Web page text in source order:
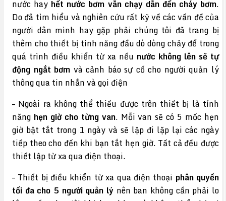
nước hay hết nước bơm vẫn chạy dẫn đến cháy bơm.
Do đã tìm hiểu và nghiên cứu rất kỹ về các vấn đề của
người dân mình hay gặp phải chúng tôi đã trang bị
thêm cho thiết bị tính năng đầu dò dòng chảy để trong
quá trình điều khiển từ xa nếu nước không lên sẽ tự
động ngắt bơm và cảnh báo sự cố cho người quản lý
thông qua tin nhắn và gọi điện
– Ngoài ra không thể thiếu được trên thiết bị là tính
năng hẹn giờ cho từng van. Mỗi van sẽ có 5 mốc hẹn
giờ bật tắt trong 1 ngày và sẽ lặp đi lặp lại các ngày
tiếp theo cho đến khi bạn tắt hẹn giờ. Tất cả đều được
thiết lập từ xa qua điện thoại.
– Thiết bị điều khiển từ xa qua điện thoại phân quyền
tối đa cho 5 người quản lý nên ban không cần phải lo